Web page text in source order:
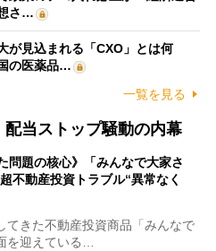
さ…
が見込まれる「CXO」とは何
の医薬品…
一覧を見る
配当ストップ騒動の内幕
問題の核心》「みんなで大家さ
不動産投資トラブル“異常なく
きた不動産投資商品「みんなで
を迎えている…